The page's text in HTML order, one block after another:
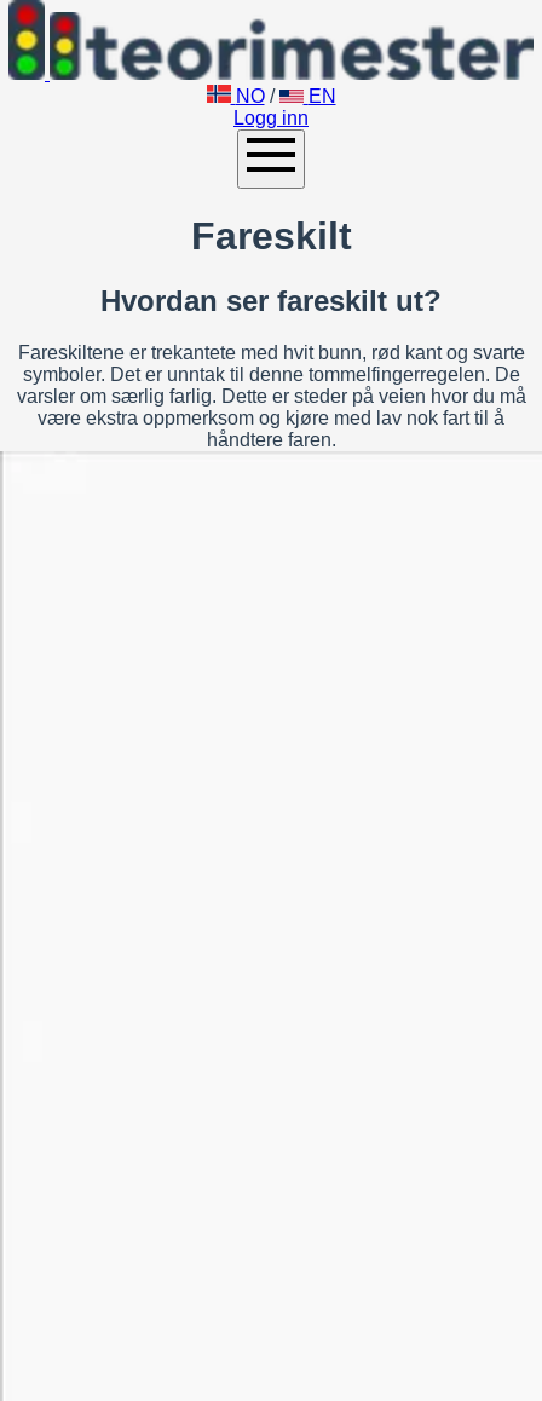
NO /
EN
Logg inn
Fareskilt
Hvordan ser fareskilt ut?
Fareskiltene er trekantete med hvit bunn, rød kant og svarte
symboler. Det er unntak til denne tommelfingerregelen. De
varsler om særlig farlig. Dette er steder på veien hvor du må
være ekstra oppmerksom og kjøre med lav nok fart til å
håndtere faren.